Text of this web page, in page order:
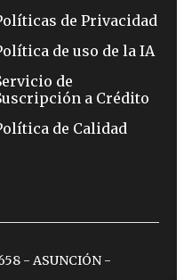
de Privacidad
de uso de la IA
de
a Crédito
de Calidad
- ASUNCIÓN -